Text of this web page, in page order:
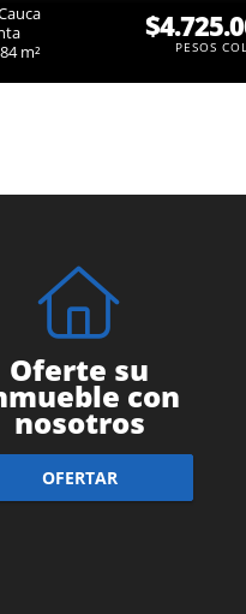
m² PESOS
Oferte su
con
nosotros
OFERTAR